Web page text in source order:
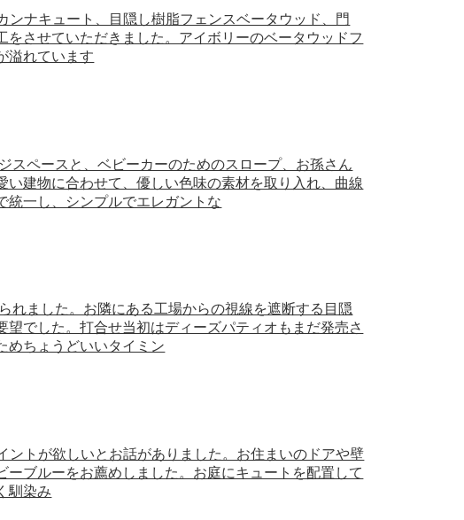
ナキュート、目隠し樹脂フェンスベータウッド、門
させていただきました。アイボリーのベータウッドフ
溢れています
スペースと、ベビーカーのためのスロープ、お孫さん
建物に合わせて、優しい色味の素材を取り入れ、曲線
統一し、シンプルでエレガントな
れました。お隣にある工場からの視線を遮断する目隠
でした。打合せ当初はディーズパティオもまだ発売さ
めちょうどいいタイミン
トが欲しいとお話がありました。お住まいのドアや壁
ブルーをお薦めしました。お庭にキュートを配置して
馴染み